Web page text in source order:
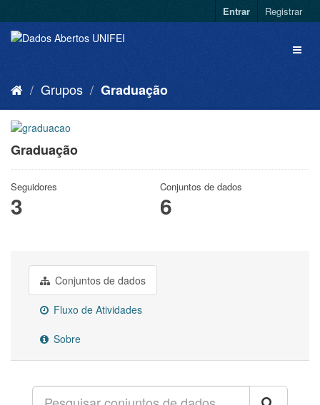
Entrar Registrar
Grupos Graduação
Graduação
Seguidores
3
Conjuntos de dados
6
Conjuntos de dados
Fluxo de Atividades
Sobre